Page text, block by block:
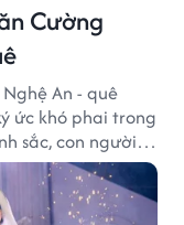
Cường
An - quê
ức khó phai trong
sắc, con người
thành những